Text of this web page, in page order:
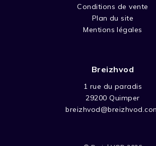
Conditions de vente
Plan du site
Mentions légales
Breizhvod
1 rue du paradis
29200 Quimper